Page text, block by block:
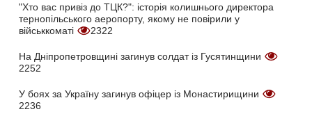
"Хто вас привіз до ТЦК?": історія колишнього директора
тернопільського аеропорту, якому не повірили у
військкоматі
2322
На Дніпропетровщині загинув солдат із Гусятинщини
2252
У боях за Україну загинув офіцер із Монастирищини
2236